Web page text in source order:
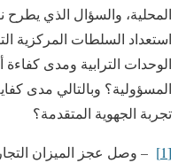
المحلية، والسؤال الذي
استعداد السلطات المركزية
الوحدات الترابية ومدى
المسؤولية؟ وبالتالي مدى
تجربة الجهوية المتقدمة؟
[1]
– وصل عجز الميزان